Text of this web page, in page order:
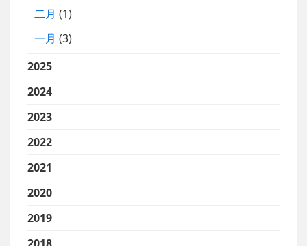
二月 (1)
一月 (3)
2025
2024
2023
2022
2021
2020
2019